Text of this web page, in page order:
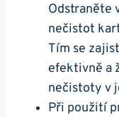
Odstraněte
nečistot
Tím se
efektivně a
⁢nečistoty v⁤
Při použití